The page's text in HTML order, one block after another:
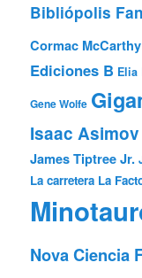
Bibliópolis
Cormac McCarthy
Ediciones B Elia
Gene Wolfe
Isaac Asimov
James Tiptree Jr.
La carretera La
Nova Ciencia